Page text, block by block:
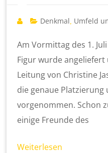
Denkmal Umfeld
Am Vormittag des 1.
Figur wurde
Leitung von Christine
die genaue
vorgenommen. Schon
einige Freunde des
Weiterlesen